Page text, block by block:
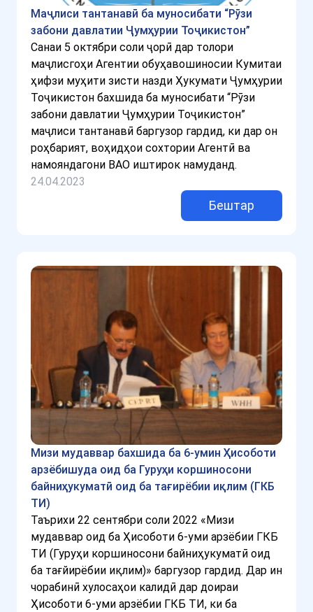
Маҷлиси тантанавӣ ба муносибати “Рӯзи
забони давлатии Ҷумҳурии Тоҷикистон”
Санаи 5 октябри соли ҷорӣ дар толори
маҷлисгоҳи Агентии обуҳавошиносии Кумитаи
ҳифзи муҳити зисти назди Ҳукумати Ҷумҳурии
Тоҷикистон бахшида ба муносибати “Рӯзи
забони давлатии Ҷумҳурии Тоҷикистон”
маҷлиси тантанавӣ баргузор гардид, ки дар он
роҳбарият, воҳидҳои сохтории Агентӣ ва
намояндагони ВАО иштирок намуданд.
24.04.2023
Бештар
Мизи мудаввар бахшида ба 6-умин Ҳисоботи
арзёбишуда оид ба Гуруҳи коршиносони
байниҳукуматӣ оид ба тағирёбии иқлим (ГКБ
ТИ)
Таърихи 22 сентябри соли 2022 «Мизи
мудаввар оид ба Ҳисоботи 6-уми арзёбии ГКБ
ТИ (Гуруҳи коршиносони байниҳукуматӣ оид
ба тағйирёбии иқлим)» баргузор гардид. Дар ин
чорабинӣ хулосаҳои калидӣ дар доираи
Ҳисоботи 6-уми арзёбии ГКБ ТИ, ки ба